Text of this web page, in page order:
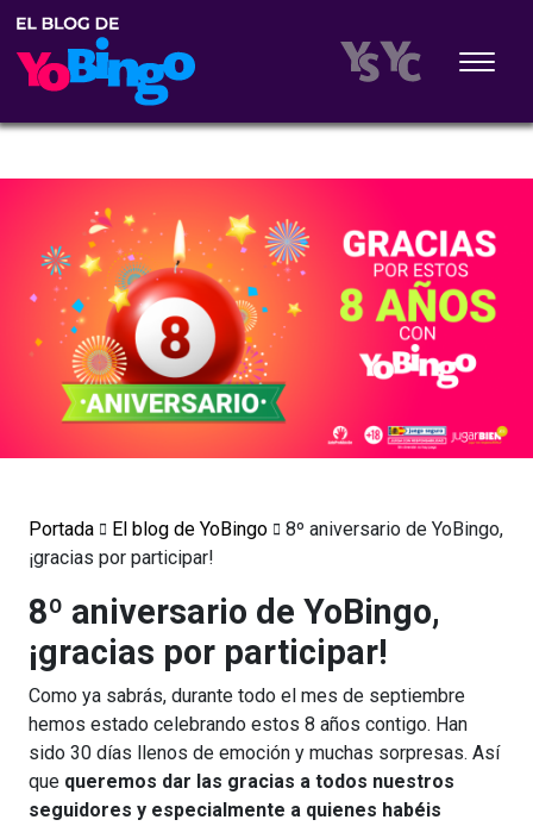
Portada El blog de YoBingo
8º aniversario de YoBingo,
¡gracias por participar!
8º aniversario de YoBingo,
¡gracias por participar!
Como ya sabrás, durante todo el mes de septiembre
hemos estado celebrando estos 8 años contigo. Han
sido 30 días llenos de emoción y muchas sorpresas. Así
que queremos dar las gracias a todos nuestros
seguidores y especialmente a quienes habéis